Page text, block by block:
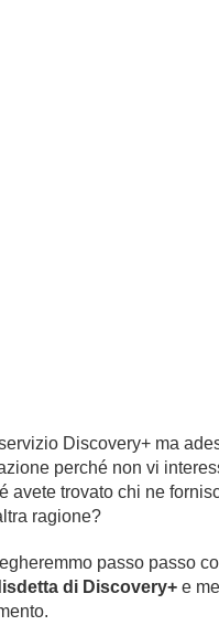
Discovery+ ma
perché non vi
avete trovato chi ne
ragione?
passo passo
di Discovery+ e